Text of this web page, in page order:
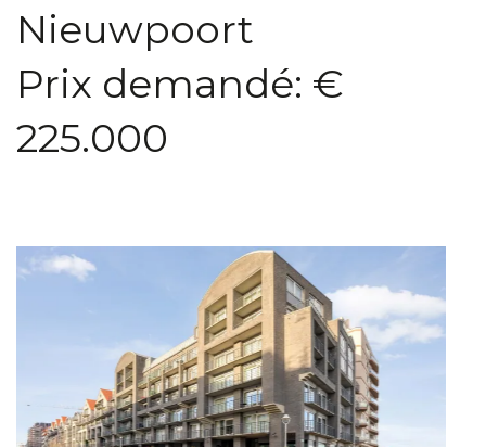
Nieuwpoort
Prix demandé: €
225.000